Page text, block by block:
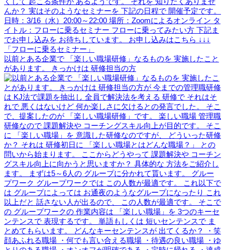
以前とある企業で 「楽しい職場研修」なるものを 実施したこと
があります。 きっかけは 研修担当の方